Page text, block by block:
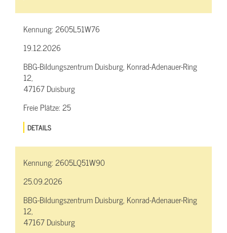
Kennung:2605L51W76
19.12.2026
BBG-Bildungszentrum Duisburg, Konrad-Adenauer-Ring
12,
47167 Duisburg
Freie Plätze:25
DETAILS
Kennung:2605LQ51W90
25.09.2026
BBG-Bildungszentrum Duisburg, Konrad-Adenauer-Ring
12,
47167 Duisburg